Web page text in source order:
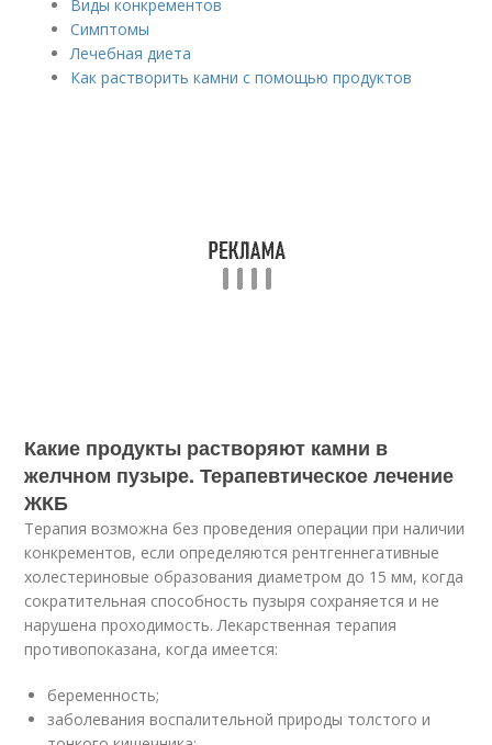
Виды конкрементов
Симптомы
Лечебная диета
Как растворить камни с помощью продуктов
Какие продукты растворяют камни в
желчном пузыре. Терапевтическое лечение
ЖКБ
Терапия возможна без проведения операции при наличии
конкрементов, если определяются рентгеннегативные
холестериновые образования диаметром до 15 мм, когда
сократительная способность пузыря сохраняется и не
нарушена проходимость. Лекарственная терапия
противопоказана, когда имеется:
беременность;
заболевания воспалительной природы толстого и